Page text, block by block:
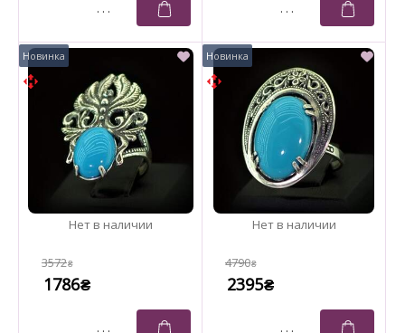
3572₴
1786₴
4790₴
2395₴